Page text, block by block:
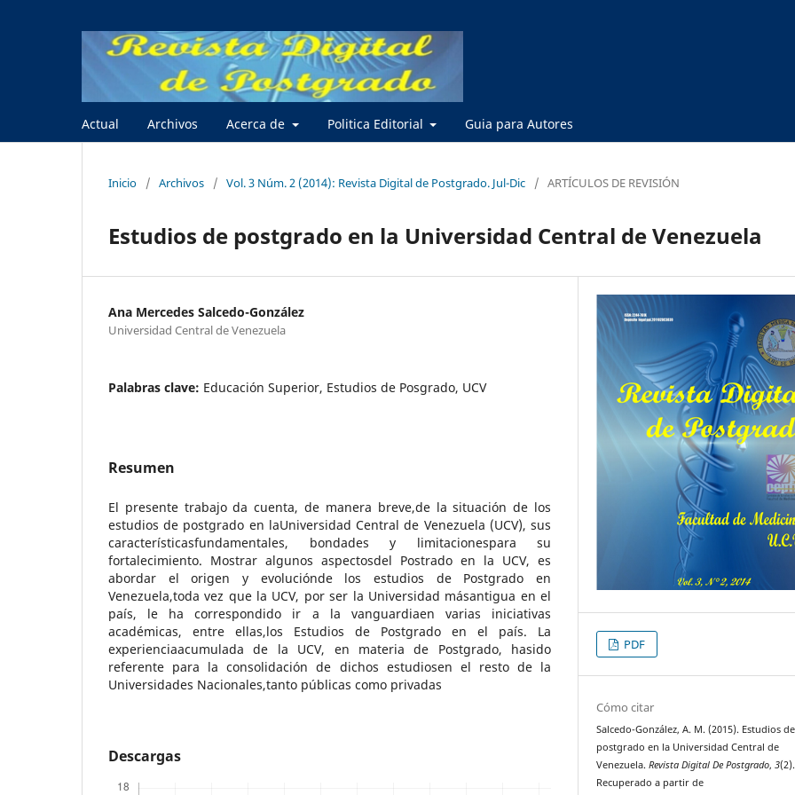
Actual Archivos Acerca de Politica Editorial Guia para Autores
Inicio / Archivos / Vol. 3 Núm. 2 (2014): Revista Digital de Postgrado. Jul-Dic / ARTÍCULOS DE REVISIÓN
Estudios de postgrado en la Universidad Central de Venezuela
Ana Mercedes Salcedo-González
Universidad Central de Venezuela
Palabras clave: Educación Superior, Estudios de Posgrado, UCV
Resumen
El presente trabajo da cuenta, de manera breve,de la situación de los
estudios de postgrado en laUniversidad Central de Venezuela (UCV), sus
característicasfundamentales, bondades y limitacionespara su
fortalecimiento. Mostrar algunos aspectosdel Postrado en la UCV, es
abordar el origen y evoluciónde los estudios de Postgrado en
Venezuela,toda vez que la UCV, por ser la Universidad másantigua en el
país, le ha correspondido ir a la vanguardiaen varias iniciativas
académicas, entre ellas,los Estudios de Postgrado en el país. La
experienciaacumulada de la UCV, en materia de Postgrado, hasido
referente para la consolidación de dichos estudiosen el resto de la
Universidades Nacionales,tanto públicas como privadas
Descargas
PDF
Cómo citar
Salcedo-González, A. M. (2015). Estudios de
postgrado en la Universidad Central de
Venezuela.Revista Digital De Postgrado,3(2).
Recuperado a partir de